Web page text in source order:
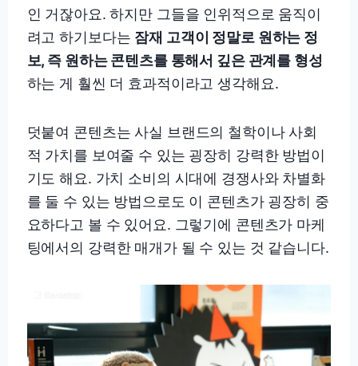
인 거잖아요. 하지만 그들을 인위적으로 움직이
려고 하기보다는 잠재 고객이 정말로 원하는 정
보, 즉 원하는 콘텐츠를 통해서 깊은 관계를 형성
하는 게 훨씬 더 효과적이라고 생각해요.
덧붙여 콘텐츠는 사실 브랜드의 철학이나 사회
적 가치를 보여줄 수 있는 굉장히 강력한 방법이
기도 해요. 가치 소비의 시대에 경쟁사와 차별화
를 둘 수 있는 방법으로도 이 콘텐츠가 굉장히 중
요하다고 볼 수 있어요. 그렇기에 콘텐츠가 마케
팅에서의 강력한 매개가 될 수 있는 것 같습니다.